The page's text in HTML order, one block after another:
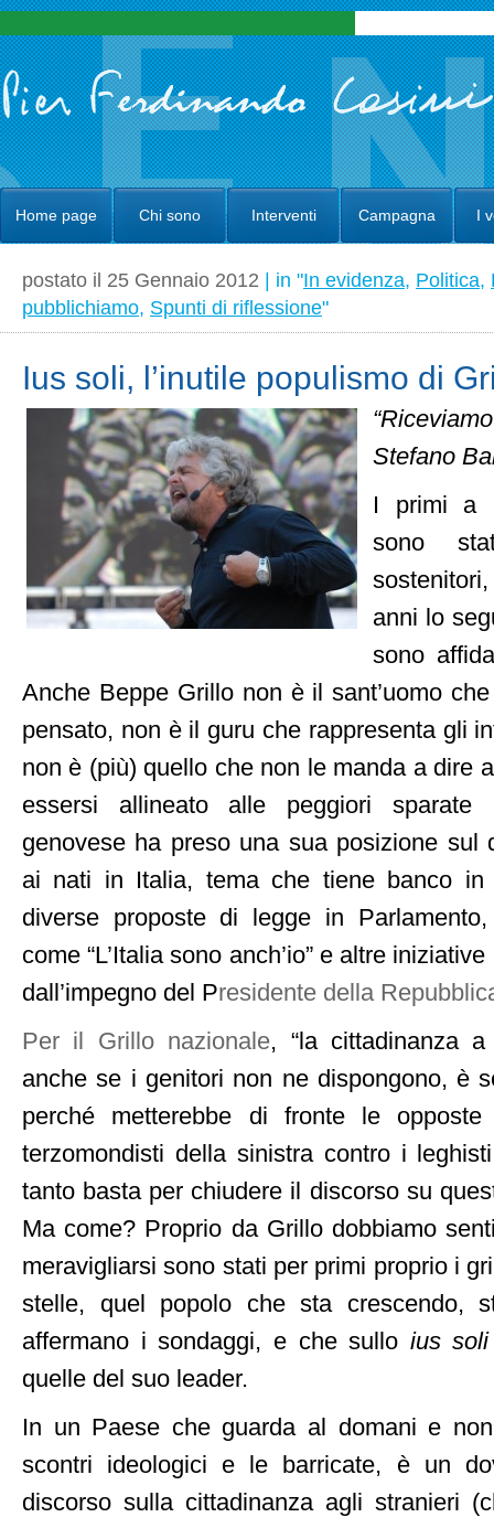
Home page Chi sono Interventi Campagna I
postato il 25 Gennaio 2012 | in "In evidenza, Politica,
pubblichiamo, Spunti di riflessione"
Ius soli, l’inutile populismo di
Stefano
I primi a
sono
anni lo
sono
Anche Beppe Grillo non è il sant’uomo
pensato, non è il guru che rappresenta gli
non è (più) quello che non le manda a dire
essersi allineato alle peggiori sparate
genovese ha preso una sua posizione sul
ai nati in Italia, tema che tiene banco in
diverse proposte di legge in
come “L’Italia sono anch’io” e altre
dall’impegno del Presidente della
Per il Grillo nazionale, “la cittadinanza
anche se i genitori non ne dispongono, è
perché metterebbe di fronte le
terzomondisti della sinistra contro i
tanto basta per chiudere il discorso su
Ma come? Proprio da Grillo dobbiamo
meravigliarsi sono stati per primi proprio i
stelle, quel popolo che sta crescendo,
affermano i sondaggi, e che sullo ius soli
quelle del suo leader.
In un Paese che guarda al domani e
scontri ideologici e le barricate, è un
discorso sulla cittadinanza agli stranieri